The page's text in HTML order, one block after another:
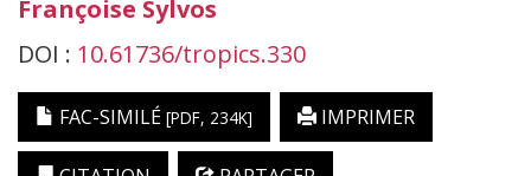
Françoise Sylvos
DOI : 10.61736/tropics.330
FAC-SIMILÉ [PDF, 234K] IMPRIMER